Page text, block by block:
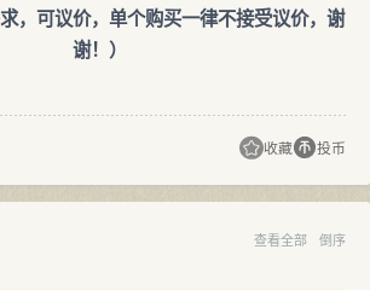
求，可议价，单个购买一律不接受议价，谢
谢！）
收藏 投币
查看全部 倒序